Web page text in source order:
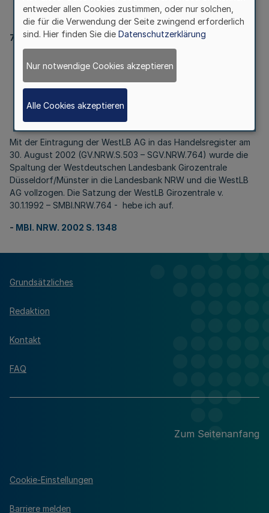
I.
764
der Westdeutschen Landesbank Girozentrale
Düsseldorf/Münster
RdErl. d. Innenministeriums v. 10.12.2002
- StA – 6020 – 10.12.2002
Mit der Eintragung der WestLB AG in das Handelsregister am
30. August 2002 (GV.NRW.S.503 – SGV.NRW.764) wurde die
Spaltung der Westdeutschen Landesbank Girozentrale
Düsseldorf/Münster in die Landesbank NRW und die WestLB
AG vollzogen. Die Satzung der WestLB Girozentrale v.
30.1.1992 – SMBl.NRW.764 - hebe ich auf.
- MBl. NRW. 2002 S. 1348
Grundsätzliches
Redaktion
Kontakt
FAQ
Zum Seitenanfang
Cookie-Einstellungen
Barriere melden
entweder allen Cookies zustimmen, oder nur solchen,
die für die Verwendung der Seite zwingend erforderlich
sind. Hier finden Sie die Datenschutzerklärung
Nur notwendige Cookies akzeptieren
Alle Cookies akzeptieren